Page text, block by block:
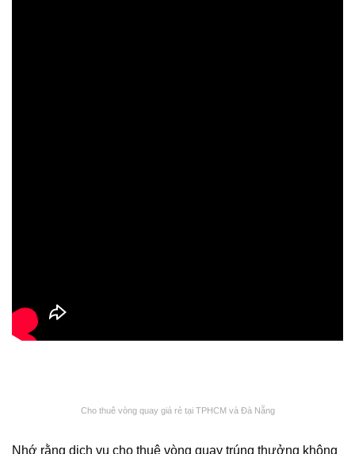
Cho thuê vòng quay giá rẻ tại TPHCM và Đà Nẵng
Nhớ rằng dịch vụ cho thuê vòng quay trúng thưởng không